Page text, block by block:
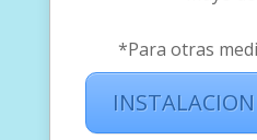
*Para otras